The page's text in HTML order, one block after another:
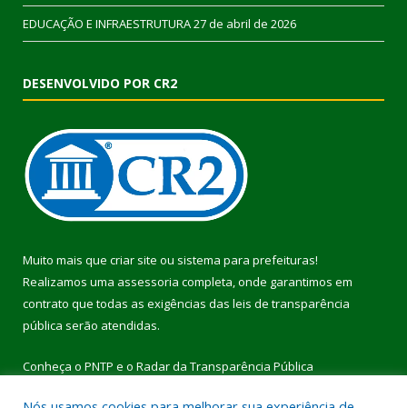
EDUCAÇÃO E INFRAESTRUTURA27 de abril de 2026
DESENVOLVIDO POR CR2
Muito mais que criar site ou sistema para prefeituras!
Realizamos uma assessoria completa, onde garantimos em
contrato que todas as exigências das leis de transparência
pública serão atendidas.
Conheça o PNTP e o Radar da Transparência Pública